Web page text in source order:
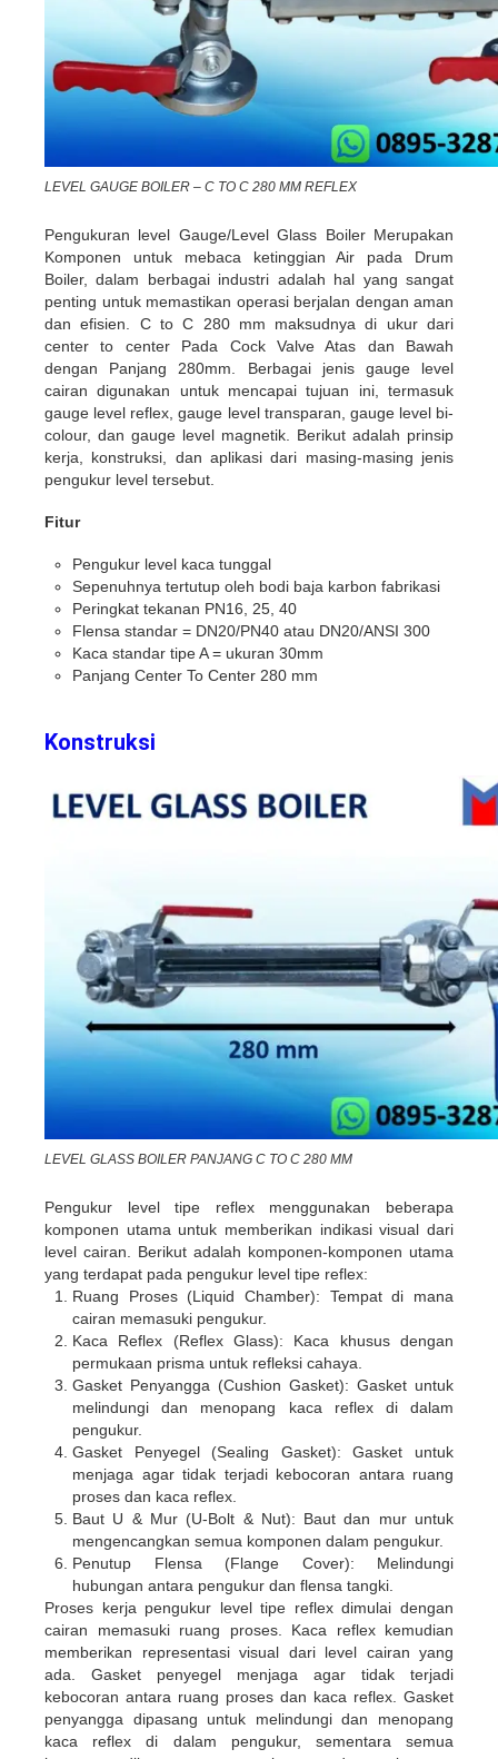
LEVEL GAUGE BOILER – C TO C 280 MM REFLEX
Pengukuran level Gauge/Level Glass Boiler Merupakan
Komponen untuk mebaca ketinggian Air pada Drum
Boiler, dalam berbagai industri adalah hal yang sangat
penting untuk memastikan operasi berjalan dengan aman
dan efisien. C to C 280 mm maksudnya di ukur dari
center to center Pada Cock Valve Atas dan Bawah
dengan Panjang 280mm. Berbagai jenis gauge level
cairan digunakan untuk mencapai tujuan ini, termasuk
gauge level reflex, gauge level transparan, gauge level bi-
colour, dan gauge level magnetik. Berikut adalah prinsip
kerja, konstruksi, dan aplikasi dari masing-masing jenis
pengukur level tersebut.
Fitur
Pengukur level kaca tunggal
Sepenuhnya tertutup oleh bodi baja karbon fabrikasi
Peringkat tekanan PN16, 25, 40
Flensa standar = DN20/PN40 atau DN20/ANSI 300
Kaca standar tipe A = ukuran 30mm
Panjang Center To Center 280 mm
Konstruksi
LEVEL GLASS BOILER PANJANG C TO C 280 MM
Pengukur level tipe reflex menggunakan beberapa
komponen utama untuk memberikan indikasi visual dari
level cairan. Berikut adalah komponen-komponen utama
yang terdapat pada pengukur level tipe reflex:
Ruang Proses (Liquid Chamber): Tempat di mana
cairan memasuki pengukur.
Kaca Reflex (Reflex Glass): Kaca khusus dengan
permukaan prisma untuk refleksi cahaya.
Gasket Penyangga (Cushion Gasket): Gasket untuk
melindungi dan menopang kaca reflex di dalam
pengukur.
Gasket Penyegel (Sealing Gasket): Gasket untuk
menjaga agar tidak terjadi kebocoran antara ruang
proses dan kaca reflex.
Baut U & Mur (U-Bolt & Nut): Baut dan mur untuk
mengencangkan semua komponen dalam pengukur.
Penutup Flensa (Flange Cover): Melindungi
hubungan antara pengukur dan flensa tangki.
Proses kerja pengukur level tipe reflex dimulai dengan
cairan memasuki ruang proses. Kaca reflex kemudian
memberikan representasi visual dari level cairan yang
ada. Gasket penyegel menjaga agar tidak terjadi
kebocoran antara ruang proses dan kaca reflex. Gasket
penyangga dipasang untuk melindungi dan menopang
kaca reflex di dalam pengukur, sementara semua